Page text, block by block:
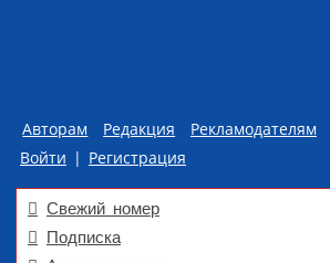
Авторам Редакция Рекламодателям
Войти | Регистрация
Свежий номер
Подписка